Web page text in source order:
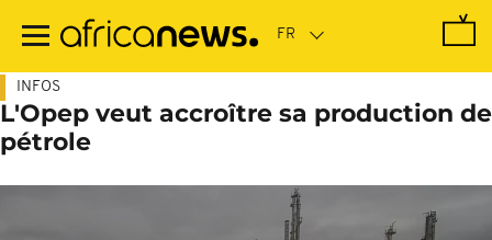
contenu
INFOS
L'Opep veut accroître sa production de
pétrole